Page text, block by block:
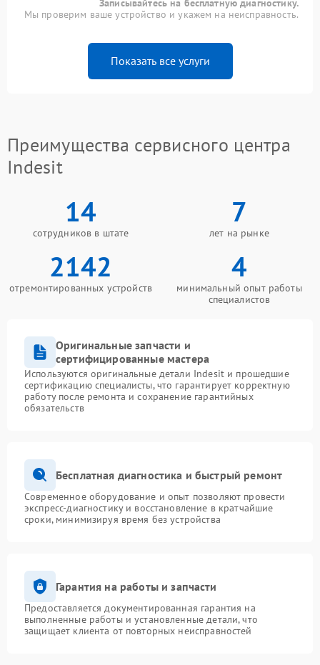
Записывайтесь на бесплатную диагностику.
Мы проверим ваше устройство и укажем на неисправность.
Показать все услуги
Преимущества сервисного центра
Indesit
14
сотрудников в штате
7
лет на рынке
2142
отремонтированных устройств
4
минимальный опыт работы
специалистов
Оригинальные запчасти и
сертифицированные мастера
Используются оригинальные детали Indesit и прошедшие
сертификацию специалисты, что гарантирует корректную
работу после ремонта и сохранение гарантийных
обязательств
Бесплатная диагностика и быстрый ремонт
Современное оборудование и опыт позволяют провести
экспресс-диагностику и восстановление в кратчайшие
сроки, минимизируя время без устройства
Гарантия на работы и запчасти
Предоставляется документированная гарантия на
выполненные работы и установленные детали, что
защищает клиента от повторных неисправностей